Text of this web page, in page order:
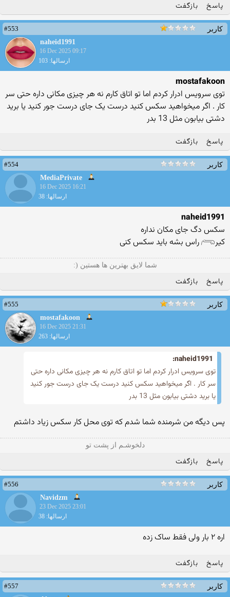
پاسخ بازگفت
کاربر
#553
naheid1991
16 Dec 2025 09:17
ارسالها: 103
mostafakoon
توی سرویس ادرار کردم اما تو اتاق کارم نه هر چیزی مکانی داره حتی سر
کار . اگر میخواهید سکس کنید درست یک جای درست جور کنید یا برید
دشتی بیابون مثل 13 بدر
پاسخ بازگفت
کاربر
#554
MediaPrivate
16 Dec 2025 16:21
ارسالها: 38
naheid1991
سکس دگ جای مکان نداره
کیر𓂺 راس بشه باید سکس کنی
شما لایق بهترین ها هستین (:
پاسخ بازگفت
کاربر
#555
mostafakoon
16 Dec 2025 21:31
ارسالها: 263
naheid1991:
توی سرویس ادرار کردم اما تو اتاق کارم نه هر چیزی مکانی داره حتی
سر کار . اگر میخواهید سکس کنید درست یک جای درست جور کنید
یا برید دشتی بیابون مثل 13 بدر
پس دیگه من شرمنده شما شدم که توی محل کار سکس زیاد داشتم
دلخوشـم از پشت تو
پاسخ بازگفت
کاربر
#556
Navidzm
23 Dec 2025 23:01
ارسالها: 38
اره ۲ بار ولی فقط ساک زده
پاسخ بازگفت
کاربر
#557